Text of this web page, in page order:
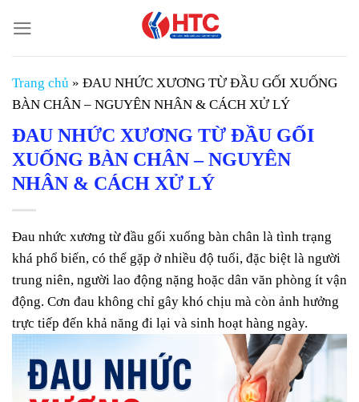
đến
nội
dung
Trang chủ » ĐAU NHỨC XƯƠNG TỪ ĐẦU GỐI XUỐNG
BÀN CHÂN – NGUYÊN NHÂN & CÁCH XỬ LÝ
ĐAU NHỨC XƯƠNG TỪ ĐẦU GỐI
XUỐNG BÀN CHÂN – NGUYÊN
NHÂN & CÁCH XỬ LÝ
Đau nhức xương từ đầu gối xuống bàn chân là tình trạng
khá phổ biến, có thể gặp ở nhiều độ tuổi, đặc biệt là người
trung niên, người lao động nặng hoặc dân văn phòng ít vận
động. Cơn đau không chỉ gây khó chịu mà còn ảnh hưởng
trực tiếp đến khả năng đi lại và sinh hoạt hàng ngày.